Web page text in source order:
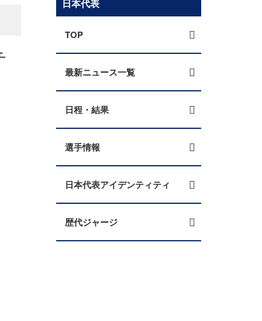
日本代表
TOP
最新ニュース一覧
日程・結果
選手情報
日本代表アイデンティティ
歴代ジャージ